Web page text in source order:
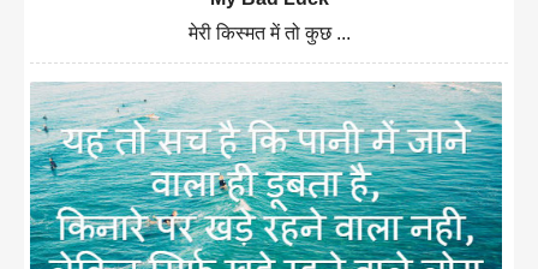
मेरी किस्मत में तो कुछ ...